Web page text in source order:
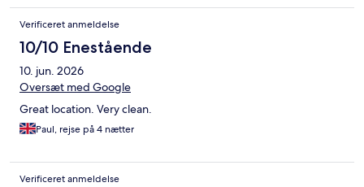
Verificeret anmeldelse
10/10 Enestående
10. jun. 2026
Oversæt med Google
Great location. Very clean.
Paul, rejse på 4 nætter
Verificeret anmeldelse